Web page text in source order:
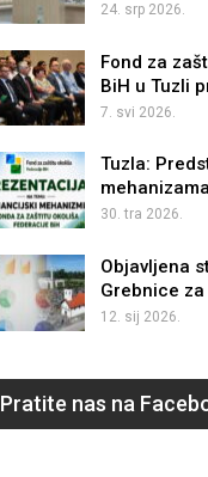
24. srp 2026.
Fond za
BiH u Tuzli
7. svi 2026.
Tuzla:
30. tra 2026.
Objavljena
Grebnice
12. sij 2026.
Pratite nas na